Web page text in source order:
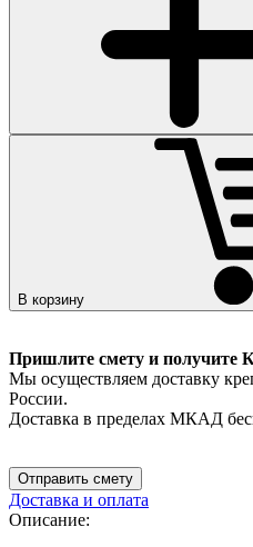
В корзину
Пришлите смету и получите
Мы осуществляем доставку
России.
Доставка в пределах МКАД
Отправить смету
Доставка и оплата
Описание: